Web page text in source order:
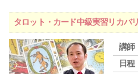
タロット・カード中級実習リカバ
講師
日程